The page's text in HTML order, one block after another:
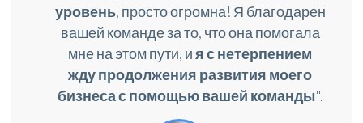
уровень, просто огромна! Я благодарен
вашей команде за то, что она помогала
мне на этом пути, ия с нетерпением
жду продолжения развития моего
бизнеса с помощью вашей команды".